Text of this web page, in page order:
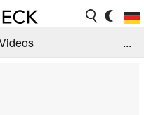
...